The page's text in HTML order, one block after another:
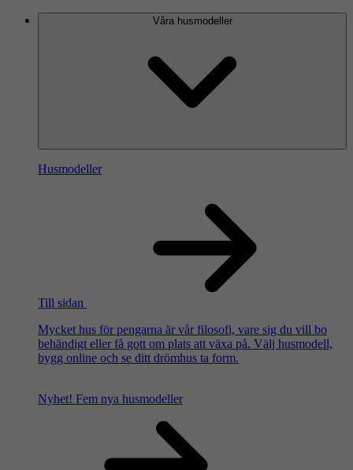
Våra husmodeller
Husmodeller
Till sidan
Mycket hus för pengarna är vår filosofi, vare sig du vill bo
behändigt eller få gott om plats att växa på. Välj husmodell,
bygg online och se ditt drömhus ta form.
Nyhet! Fem nya husmodeller